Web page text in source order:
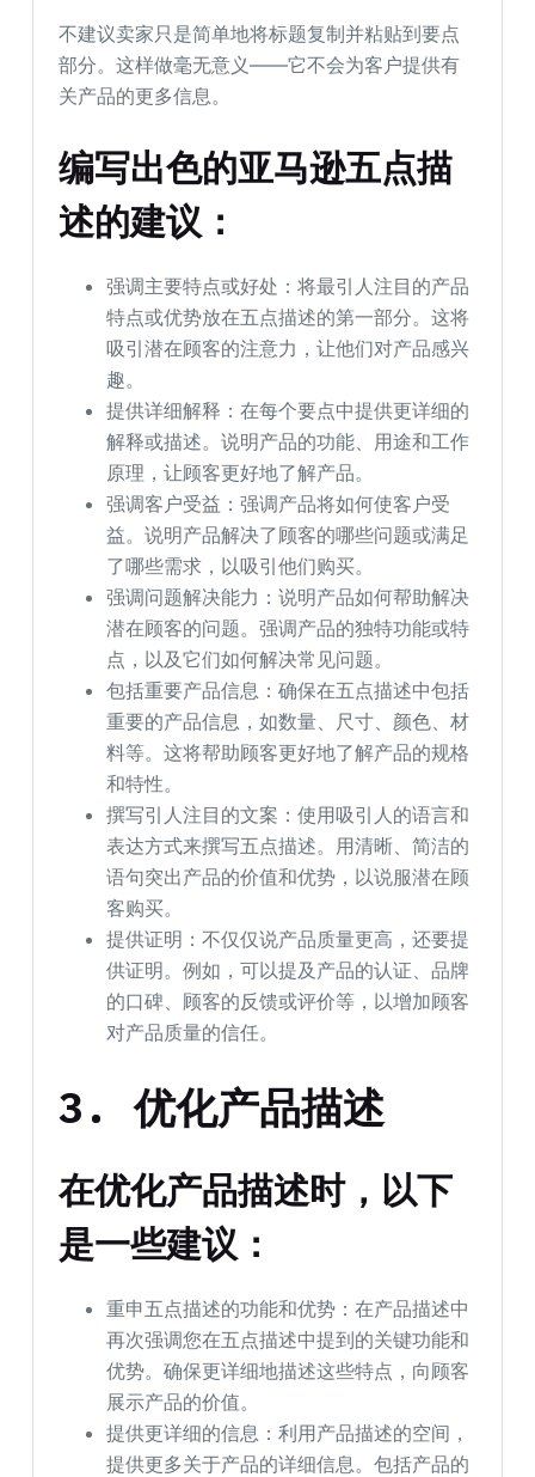
不建议卖家只是简单地将标题复制并粘贴到要点
部分。这样做毫无意义——它不会为客户提供有
关产品的更多信息。
编写出色的亚马逊五点描
述的建议：
强调主要特点或好处：将最引人注目的产品
特点或优势放在五点描述的第一部分。这将
吸引潜在顾客的注意力，让他们对产品感兴
趣。
提供详细解释：在每个要点中提供更详细的
解释或描述。说明产品的功能、用途和工作
原理，让顾客更好地了解产品。
强调客户受益：强调产品将如何使客户受
益。说明产品解决了顾客的哪些问题或满足
了哪些需求，以吸引他们购买。
强调问题解决能力：说明产品如何帮助解决
潜在顾客的问题。强调产品的独特功能或特
点，以及它们如何解决常见问题。
包括重要产品信息：确保在五点描述中包括
重要的产品信息，如数量、尺寸、颜色、材
料等。这将帮助顾客更好地了解产品的规格
和特性。
撰写引人注目的文案：使用吸引人的语言和
表达方式来撰写五点描述。用清晰、简洁的
语句突出产品的价值和优势，以说服潜在顾
客购买。
提供证明：不仅仅说产品质量更高，还要提
供证明。例如，可以提及产品的认证、品牌
的口碑、顾客的反馈或评价等，以增加顾客
对产品质量的信任。
3. 优化产品描述
在优化产品描述时，以下
是一些建议：
重申五点描述的功能和优势：在产品描述中
再次强调您在五点描述中提到的关键功能和
优势。确保更详细地描述这些特点，向顾客
展示产品的价值。
提供更详细的信息：利用产品描述的空间，
提供更多关于产品的详细信息。包括产品的